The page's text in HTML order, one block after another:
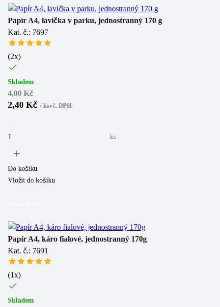
Papír A4, lavička v parku, jednostranný 170 g
Kat. č.: 7697
(2x)
Skladem
4,00 Kč
2,40 Kč / ksvč. DPH
ks
Do košíku
Vložit do košíku
Papír A4, káro fialové, jednostranný 170g
Kat. č.: 7691
(1x)
Skladem